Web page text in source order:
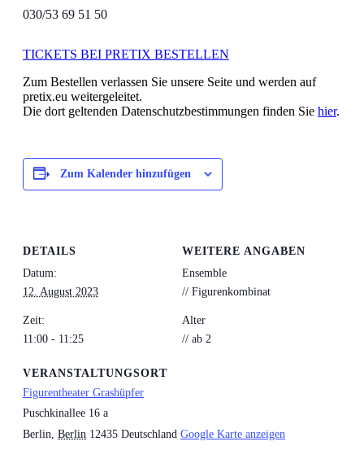
030/53 69 51 50
TICKETS BEI PRETIX BESTELLEN
Zum Bestellen verlassen Sie unsere Seite und werden auf
pretix.eu weitergeleitet.
Die dort geltenden Datenschutzbestimmungen finden Sie hier.
Zum Kalender hinzufügen
DETAILS
Datum:
12. August 2023
Zeit:
11:00 - 11:25
VERANSTALTUNGSORT
Figurentheater Grashüpfer
Puschkinallee 16 a
Berlin Berlin 12435 Deutschland Google Karte anzeigen
WEITERE ANGABEN
Ensemble
// Figurenkombinat
Alter
// ab 2